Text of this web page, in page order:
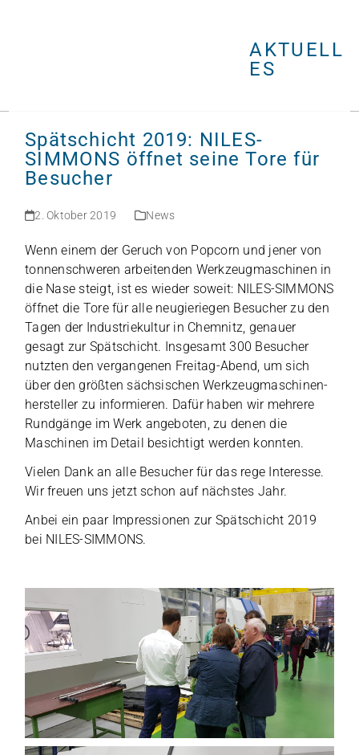
AKTUELL
ES
Spätschicht 2019: NILES-
SIMMONS öffnet seine Tore für
Besucher
2. Oktober 2019 News
Wenn einem der Geruch von Pop­corn und jener von
ton­nen­schwe­ren arbei­ten­den Werk­zeug­ma­schi­nen in
die Nase steigt, ist es wie­der soweit: NILES-SIMMONS
öff­net die Tore für alle neu­gie­rie­gen Besu­cher zu den
Tagen der Indus­trie­kul­tur in Chem­nitz, genauer
gesagt zur Spät­schicht. Ins­ge­samt 300 Besu­cher
nutz­ten den ver­gan­ge­nen Frei­tag-Abend, um sich
über den größ­ten säch­si­schen Werk­zeug­ma­schi­nen­
her­stel­ler zu infor­mie­ren. Dafür haben wir meh­rere
Rund­gänge im Werk ange­bo­ten, zu denen die
Maschi­nen im Detail besich­tigt wer­den konnten.
Vie­len Dank an alle Besu­cher für das rege Inter­esse.
Wir freuen uns jetzt schon auf nächs­tes Jahr.
Anbei ein paar Impres­sio­nen zur Spät­schicht 2019
bei NILES-SIMMONS.